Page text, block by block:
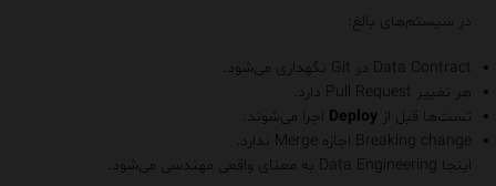
در سیستم‌های بالغ:
Data Contract در Git نگهداری می‌شود.
هر تغییر Pull Request دارد.
تست‌ها قبل از Deploy اجرا می‌شوند.
Breaking change اجازه Merge ندارد.
اینجا Data Engineering به معنای واقعی مهندسی می‌شود.